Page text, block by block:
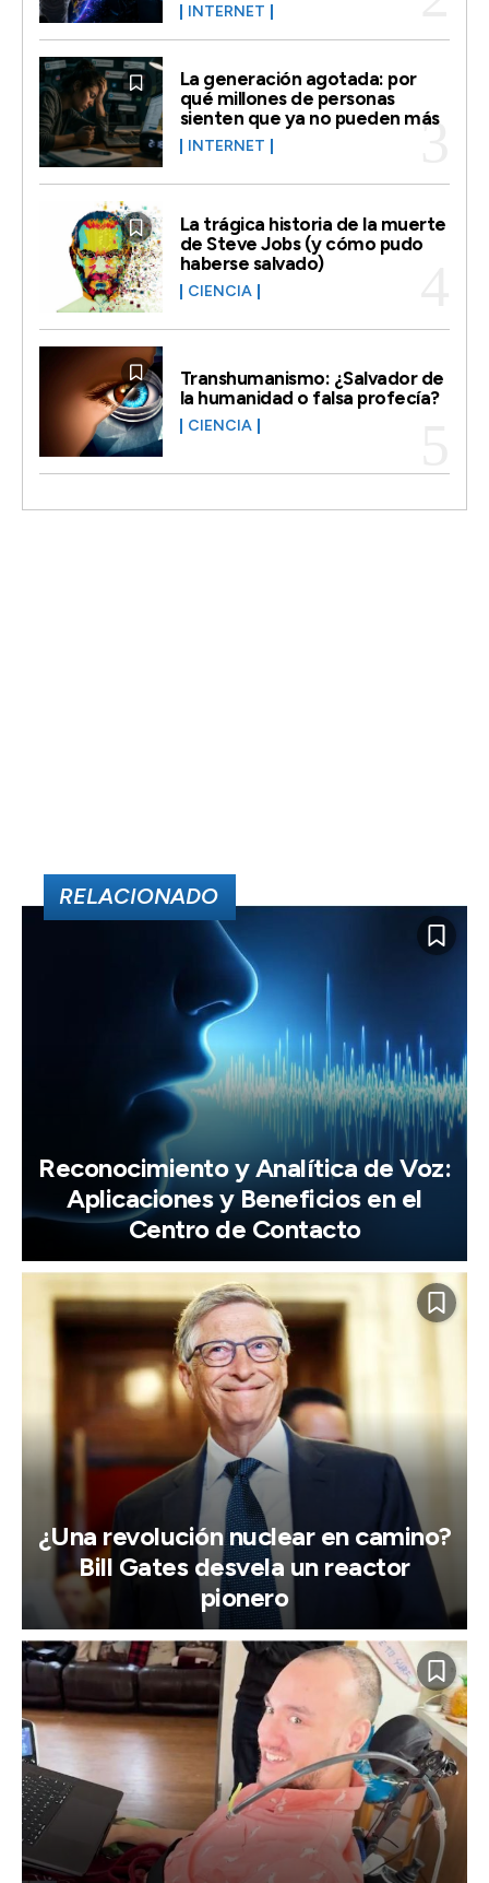
INTERNET
La generación agotada: por
qué millones de personas
sienten que ya no pueden más
INTERNET
La trágica historia de la muerte
de Steve Jobs (y cómo pudo
haberse salvado)
CIENCIA
Transhumanismo: ¿Salvador de
la humanidad o falsa profecía?
CIENCIA
RELACIONADO
Reconocimiento y Analítica de Voz:
Aplicaciones y Beneficios en el
Centro de Contacto
¿Una revolución nuclear en camino?
Bill Gates desvela un reactor
pionero